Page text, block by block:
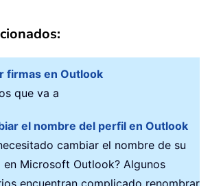
firmas en Outlook
que va a
el nombre del perfil en Outlook
cambiar el nombre de su
en Microsoft Outlook? Algunos
encuentran complicado renombrar